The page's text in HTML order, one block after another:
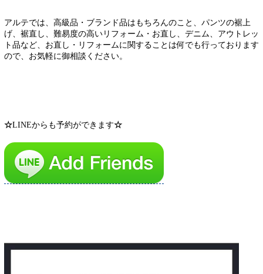
アルテでは、高級品・ブランド品はもちろんのこと、パンツの裾上
げ、裾直し、難易度の高いリフォーム・お直し、デニム、アウトレッ
ト品など、お直し・リフォームに関することは何でも行っております
ので、お気軽に御相談ください。
☆LINEからも予約ができます☆